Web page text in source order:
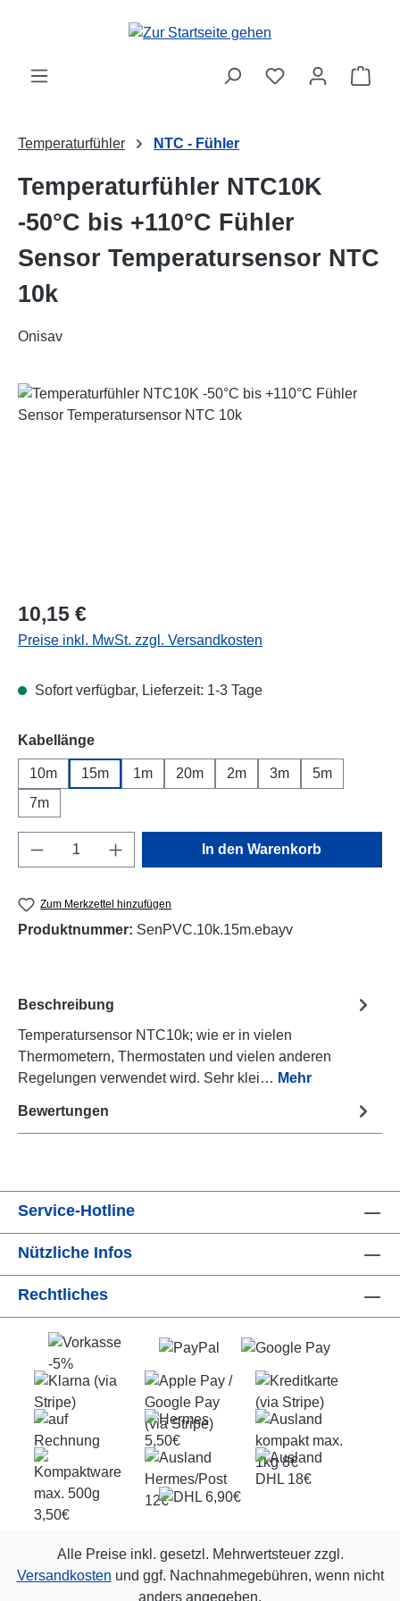
Zum Hauptinhalt springen
Temperaturfühler NTC - Fühler
Temperaturfühler NTC10K
-50°C bis +110°C Fühler
Sensor Temperatursensor NTC
10k
Onisav
Bildergalerie überspringen
Regulärer Preis:
10,15 €
Preise inkl. MwSt. zzgl. Versandkosten
Sofort verfügbar, Lieferzeit: 1-3 Tage
Kabellängeauswählen
10m 15m 1m 20m 2m 3m
5m
7m
Produkt Anzahl: Gib den gewünschten
In den Warenkorb
Zum Merkzettel hinzufügen
Produktnummer: SenPVC.10k.15m.ebayv
Beschreibung
Temperatursensor NTC10k; wie er in vielen
Thermometern, Thermostaten und vielen anderen
Regelungen verwendet wird. Sehr klei… Mehr
Bewertungen
Service-Hotline
Nützliche Infos
Rechtliches
Alle Preise inkl. gesetzl. Mehrwertsteuer zzgl.
Versandkosten und ggf. Nachnahmegebühren, wenn nicht
anders angegeben.